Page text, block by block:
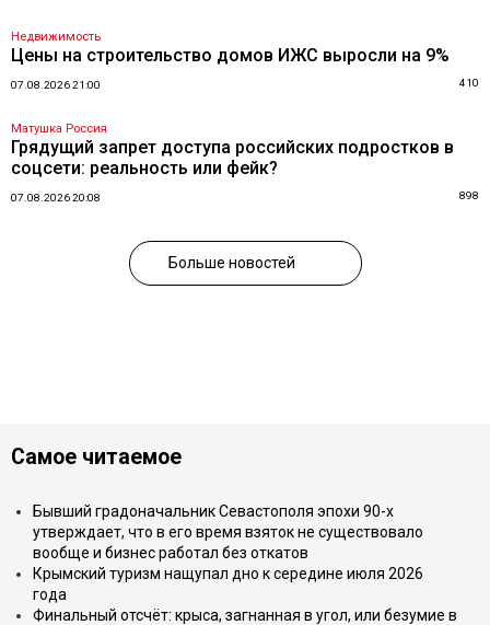
Недвижимость
Цены на строительство домов ИЖС выросли на 9%
07.08.2026 21:00 410
Матушка Россия
Грядущий запрет доступа российских подростков в
соцсети: реальность или фейк?
07.08.2026 20:08 898
Больше новостей
Самое читаемое
Бывший градоначальник Севастополя эпохи 90-х
утверждает, что в его время взяток не существовало
вообще и бизнес работал без откатов
Крымский туризм нащупал дно к середине июля 2026
года
Финальный отсчёт: крыса, загнанная в угол, или безумие в